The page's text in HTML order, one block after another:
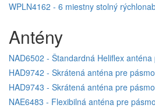
WPLN4162 - 6 miestny stolný
Antény
NAD6502 - Štandardná Heliflex
HAD9742 - Skrátená anténa pre
HAD9743 - Skrátená anténa pre
NAE6483 - Flexibilná anténa pre